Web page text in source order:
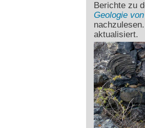
Berichte zu
Geologie
aktualisiert.